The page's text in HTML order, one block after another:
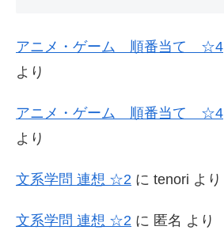
アニメ・ゲーム 順番当て ☆4
より
アニメ・ゲーム 順番当て ☆4
より
文系学問 連想 ☆2 に tenori より
文系学問 連想 ☆2 に 匿名 より